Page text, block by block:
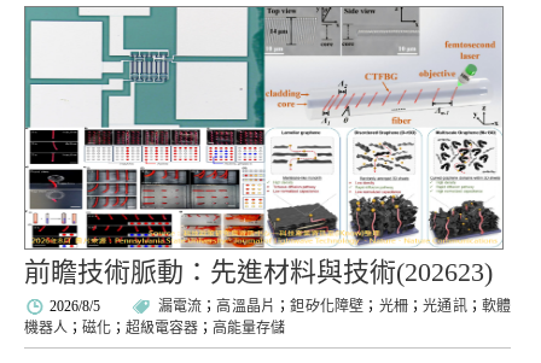
前瞻技術脈動：先進材料與技術(202623)
2026/8/5 漏電流 ； 高溫晶片 ；鉭矽化障壁 ； 光柵 ；光通訊； 軟體
機器人 ； 磁化 ； 超級電容器 ； 高能量存儲